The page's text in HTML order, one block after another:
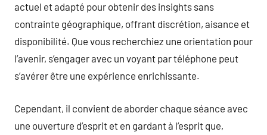
actuel et adapté pour obtenir des insights sans
contrainte géographique, offrant discrétion, aisance et
disponibilité. Que vous recherchiez une orientation pour
l’avenir, s’engager avec un voyant par téléphone peut
s’avérer être une expérience enrichissante.
Cependant, il convient de aborder chaque séance avec
une ouverture d’esprit et en gardant à l’esprit que,